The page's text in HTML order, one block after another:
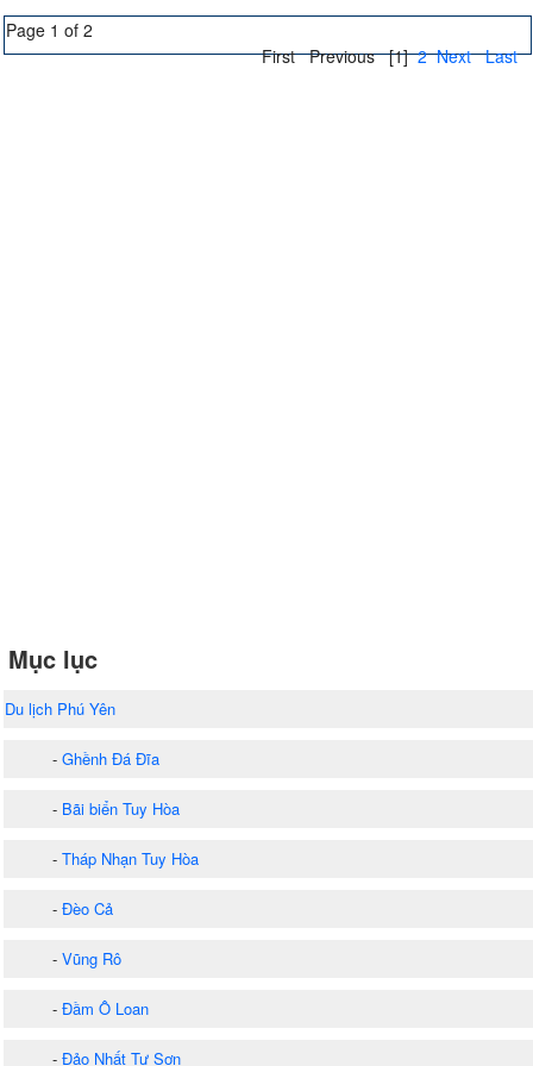
Page 1 of 2
First Previous [1] 2 Next Last
Mục lục
Du lịch Phú Yên
- Ghềnh Đá Đĩa
- Bãi biển Tuy Hòa
- Tháp Nhạn Tuy Hòa
- Đèo Cả
- Vũng Rô
- Đầm Ô Loan
- Đảo Nhất Tự Sơn